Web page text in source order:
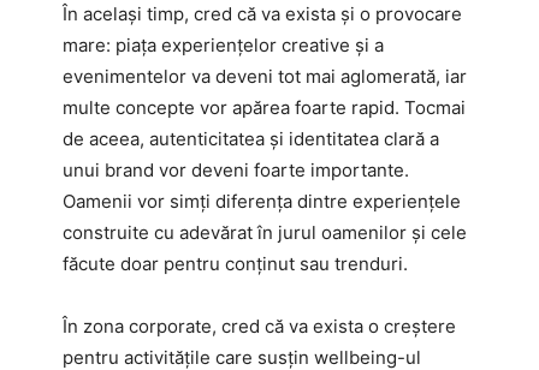
În același timp, cred că va exista și o provocare
mare: piața experiențelor creative și a
evenimentelor va deveni tot mai aglomerată, iar
multe concepte vor apărea foarte rapid. Tocmai
de aceea, autenticitatea și identitatea clară a
unui brand vor deveni foarte importante.
Oamenii vor simți diferența dintre experiențele
construite cu adevărat în jurul oamenilor și cele
făcute doar pentru conținut sau trenduri.
În zona corporate, cred că va exista o creștere
pentru activitățile care susțin wellbeing-ul